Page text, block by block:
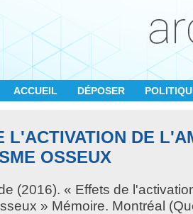
ACCUEIL DÉPOSER
L'ACTIVATION DE
OSSEUX
(2016). « Effets de
» Mémoire. Montréal